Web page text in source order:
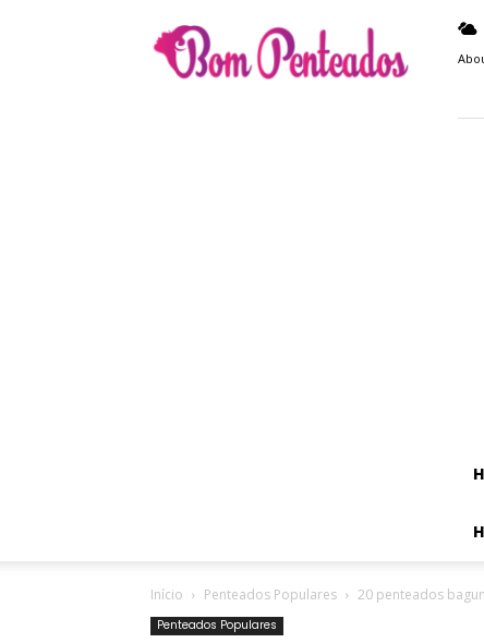
Penteados
Início Penteados Populares 20 penteados
Penteados Populares